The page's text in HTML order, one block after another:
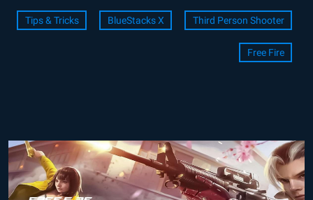
Third Person Shooter
BlueStacks X
Tips & Tricks
Free Fire